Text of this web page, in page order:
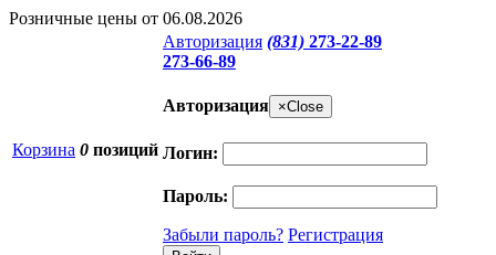
Розничные цены от 06.08.2026
Корзина 0 позиций
Авторизация (831) 273-22-89
273-66-89
Авторизация ×Close
Логин:
Пароль:
Забыли пароль? Регистрация